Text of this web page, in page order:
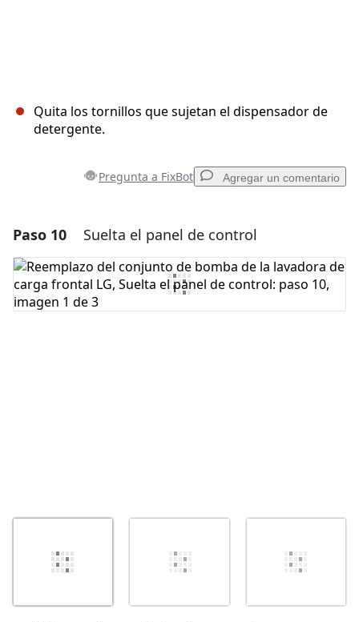
Quita los tornillos que sujetan el dispensador de
detergente.
Pregunta a FixBot Agregar un comentario
Agregar un comentario
Agregar Comentario
Paso 10 Suelta el panel de control